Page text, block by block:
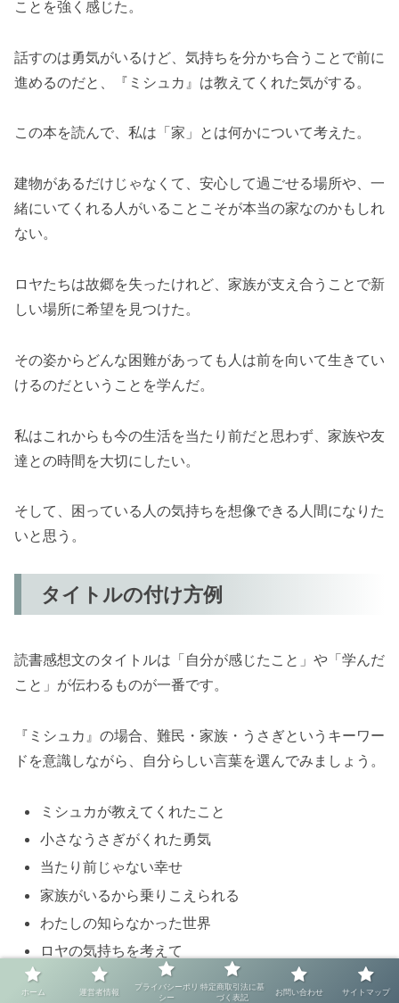
ことを強く感じた。
話すのは勇気がいるけど、気持ちを分かち合うことで前に
進めるのだと、『ミシュカ』は教えてくれた気がする。
この本を読んで、私は「家」とは何かについて考えた。
建物があるだけじゃなくて、安心して過ごせる場所や、一
緒にいてくれる人がいることこそが本当の家なのかもしれ
ない。
ロヤたちは故郷を失ったけれど、家族が支え合うことで新
しい場所に希望を見つけた。
その姿からどんな困難があっても人は前を向いて生きてい
けるのだということを学んだ。
私はこれからも今の生活を当たり前だと思わず、家族や友
達との時間を大切にしたい。
そして、困っている人の気持ちを想像できる人間になりた
いと思う。
タイトルの付け方例
読書感想文のタイトルは「自分が感じたこと」や「学んだ
こと」が伝わるものが一番です。
『ミシュカ』の場合、難民・家族・うさぎというキーワー
ドを意識しながら、自分らしい言葉を選んでみましょう。
ミシュカが教えてくれたこと
小さなうさぎがくれた勇気
当たり前じゃない幸せ
家族がいるから乗りこえられる
わたしの知らなかった世界
ロヤの気持ちを考えて
本当の「家」ってなんだろう
ホーム 運営者情報
プライバシーポリ
シー
特定商取引法に基
づく表記
お問い合わせ サイトマップ